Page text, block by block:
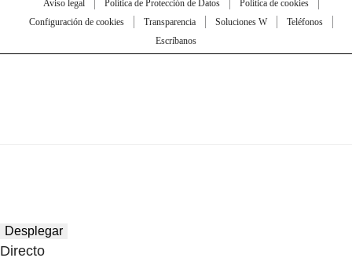
Aviso legal Política de Protección de Datos
Política de cookies
Configuración de cookies
Transparencia Soluciones W
Teléfonos
Escríbanos
Desplegar
Directo